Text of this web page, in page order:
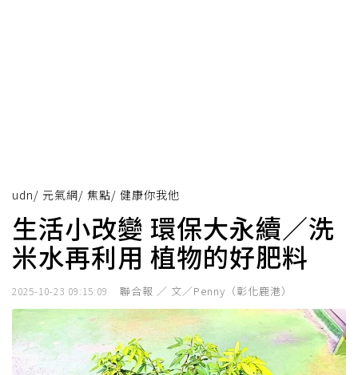
udn/ 元氣網/ 焦點/ 健康你我他
生活小改變 環保大永續／洗
米水再利用 植物的好肥料
2025-10-23 09:15:09 聯合報 ／ 文／Penny（彰化鹿港）